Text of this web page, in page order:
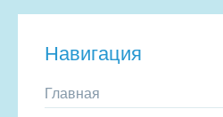
Навигация
Главная